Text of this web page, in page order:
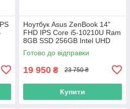
Ноутбук Asus ZenBook 14"
FHD IPS Core i5-10210U Ram
8GB SSD 256GB Intel UHD
Graphics
Готово до відправки
19 950 ₴ 23 750 ₴
Купити